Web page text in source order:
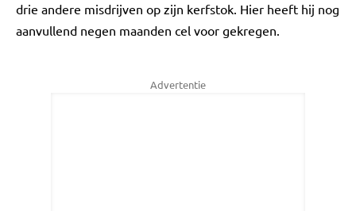
drie andere misdrijven op zijn kerfstok. Hier heeft hij nog
aanvullend negen maanden cel voor gekregen.
Advertentie